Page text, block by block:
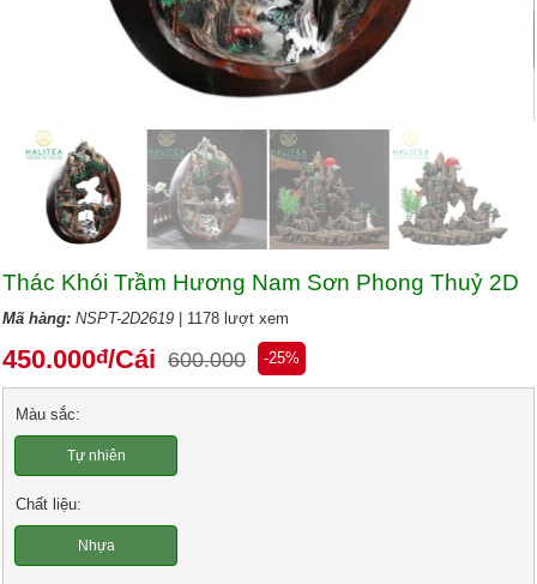
Thác Khói Trầm Hương Nam Sơn Phong Thuỷ 2D
Mã hàng:NSPT-2D2619 | 1178 lượt xem
450.000đ/Cái 600.000 -25%
Màu sắc:
Tự nhiên
Chất liệu:
Nhựa